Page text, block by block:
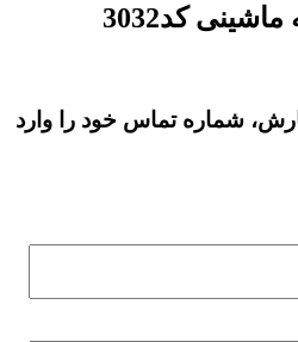
شماره تماس خود را وارد